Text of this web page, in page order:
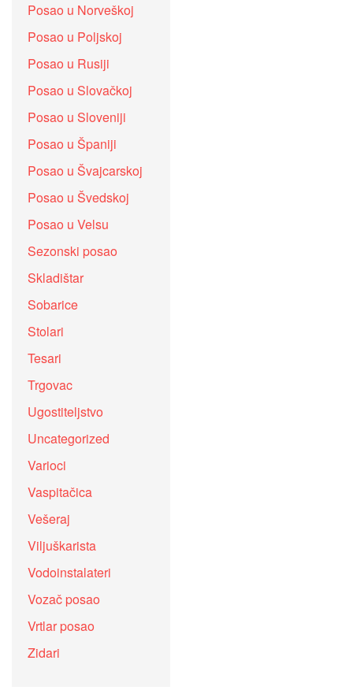
Posao u Norveškoj
Posao u Poljskoj
Posao u Rusiji
Posao u Slovačkoj
Posao u Sloveniji
Posao u Španiji
Posao u Švajcarskoj
Posao u Švedskoj
Posao u Velsu
Sezonski posao
Skladištar
Sobarice
Stolari
Tesari
Trgovac
Ugostiteljstvo
Uncategorized
Varioci
Vaspitačica
Vešeraj
Viljuškarista
Vodoinstalateri
Vozač posao
Vrtlar posao
Zidari